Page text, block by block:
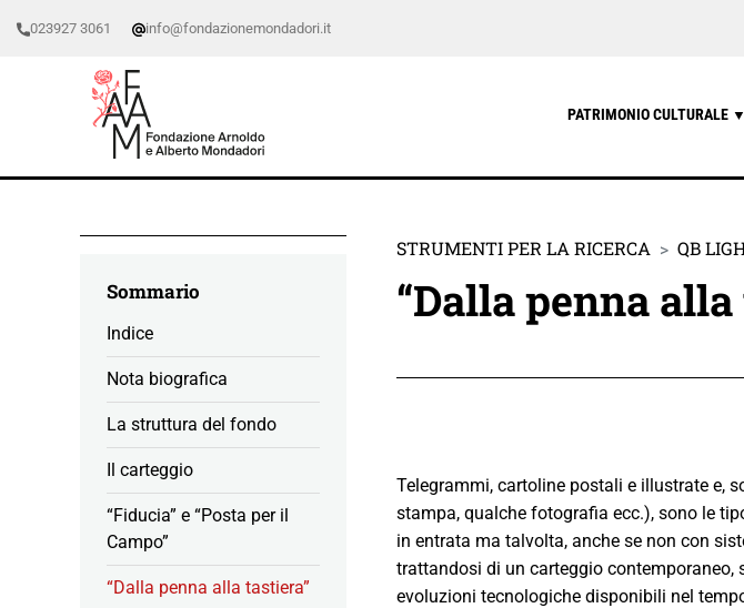
023927 3061 info@fondazionemondadori.it
PATRIMONIO CULTURALE ▼
Sommario
Indice
Nota biografica
La struttura del fondo
Il carteggio
“Fiducia” e “Posta per il
Campo”
“Dalla penna alla tastiera”
STRUMENTI PER LA RICERCA QB
“Dalla penna
Telegrammi, cartoline postali e illustrate e,
stampa, qualche fotografia ecc.), sono le
in entrata ma talvolta, anche se non con
trattandosi di un carteggio
evoluzioni tecnologiche disponibili nel